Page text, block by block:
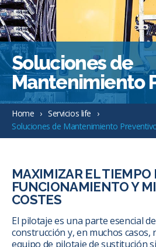
Soluciones de
Mantenimiento
Home
Servicios life
Soluciones de Mantenimiento
MAXIMIZAR EL TIEMPO
FUNCIONAMIENTO Y
COSTES
El pilotaje es una parte esencial
construcción y, en muchos
equipo de pilotaje de sustitución